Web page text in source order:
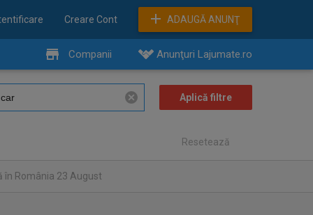
Creare Cont ADAUGĂ ANUNŢ
Companii Anunţuri Lajumate.ro
Resetează
în România 23 August